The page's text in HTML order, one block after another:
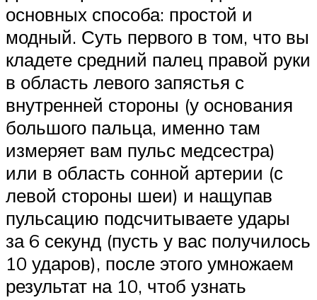
основных способа: простой и
модный. Суть первого в том, что вы
кладете средний палец правой руки
в область левого запястья с
внутренней стороны (у основания
большого пальца, именно там
измеряет вам пульс медсестра)
или в область сонной артерии (с
левой стороны шеи) и нащупав
пульсацию подсчитываете удары
за 6 секунд (пусть у вас получилось
10 ударов), после этого умножаем
результат на 10, чтоб узнать